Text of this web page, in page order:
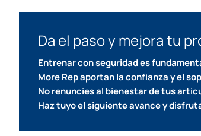
Da el paso y mejora tu
Entrenar con seguridad es
More Rep aportan la confianza y el
No renuncies al bienestar de tus
Haz tuyo el siguiente avance y